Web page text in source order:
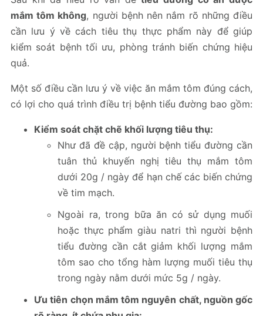
mắm tôm không, người bệnh nên nắm rõ những điều
cần lưu ý về cách tiêu thụ thực phẩm này để giúp
kiểm soát bệnh tối ưu, phòng tránh biến chứng hiệu
quả.
Một số điều cần lưu ý về việc ăn mắm tôm đúng cách,
có lợi cho quá trình điều trị bệnh tiểu đường bao gồm:
Kiểm soát chặt chẽ khối lượng tiêu thụ:
Như đã đề cập, người bệnh tiểu đường cần
tuân thủ khuyến nghị tiêu thụ mắm tôm
dưới 20g / ngày để hạn chế các biến chứng
về tim mạch.
Ngoài ra, trong bữa ăn có sử dụng muối
hoặc thực phẩm giàu natri thì người bệnh
tiểu đường cần cắt giảm khối lượng mắm
tôm sao cho tổng hàm lượng muối tiêu thụ
trong ngày nằm dưới mức 5g / ngày.
Ưu tiên chọn mắm tôm nguyên chất, nguồn gốc